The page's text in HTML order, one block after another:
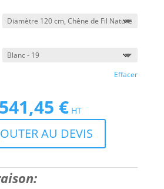
Effacer
Le
:
541,45 €Le
prix
actuel
est :
HT
AU DEVIS